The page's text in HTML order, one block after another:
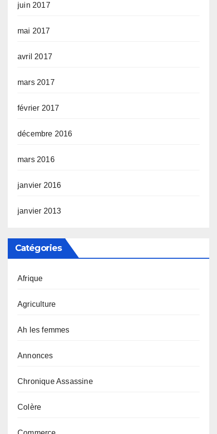
juin 2017
mai 2017
avril 2017
mars 2017
février 2017
décembre 2016
mars 2016
janvier 2016
janvier 2013
Catégories
Afrique
Agriculture
Ah les femmes
Annonces
Chronique Assassine
Colère